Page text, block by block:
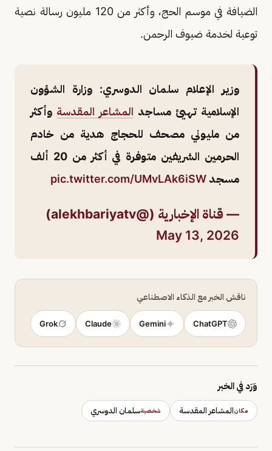
الضيافة في موسم الحج، وأكثر من 120 مليون رسالة نصية
توعية لخدمة ضيوف الرحمن.
وزير الإعلام سلمان الدوسري: وزارة الشؤون
الإسلامية تهيئ مساجد المشاعر المقدسة وأكثر
من مليوني مصحف للحجاج هدية من خادم
الحرمين الشريفين متوفرة في أكثر من 20 ألف
مسجد pic.twitter.com/UMvLAk6iSW
— قناة الإخبارية (@alekhbariyatv)
May 13, 2026
ناقش الخبر مع الذكاء الاصطناعي
ChatGPT
Gemini
Claude
Grok
وَرَد في الخبر
مكانالمشاعر المقدسة شخصيةسلمان الدوسري